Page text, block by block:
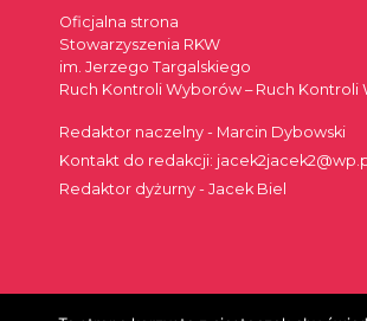
Oficjalna strona
Stowarzyszenia RKW
im. Jerzego Targalskiego
Ruch Kontroli Wyborów – Ruch Kontroli
Redaktor naczelny - Marcin Dybowski
Kontakt do redakcji:
Redaktor dyżurny - Jacek Biel